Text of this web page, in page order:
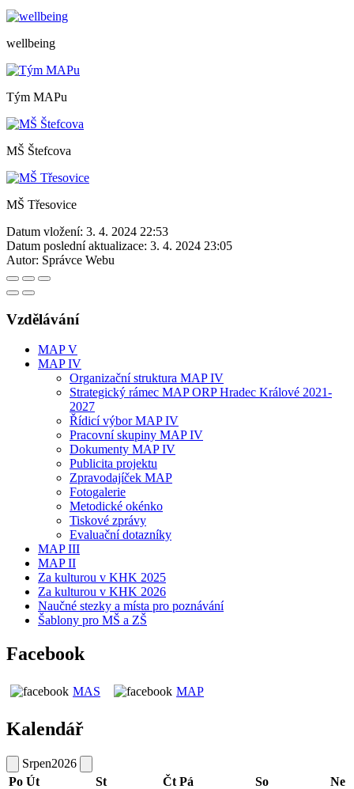
wellbeing
Tým MAPu
MŠ Štefcova
MŠ Třesovice
Datum vložení: 3. 4. 2024 22:53
Datum poslední aktualizace: 3. 4. 2024 23:05
Autor: Správce Webu
Vzdělávání
MAP V
MAP IV
Organizační struktura MAP IV
Strategický rámec MAP ORP Hradec Králové 2021-
2027
Řídicí výbor MAP IV
Pracovní skupiny MAP IV
Dokumenty MAP IV
Publicita projektu
Zpravodajíček MAP
Fotogalerie
Metodické okénko
Tiskové zprávy
Evaluační dotazníky
MAP III
MAP II
Za kulturou v KHK 2025
Za kulturou v KHK 2026
Naučné stezky a místa pro poznávání
Šablony pro MŠ a ZŠ
Facebook
MAS MAP
Kalendář
Srpen2026
Po Út St Čt Pá So Ne